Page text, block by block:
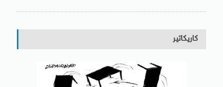
كاريكاتير